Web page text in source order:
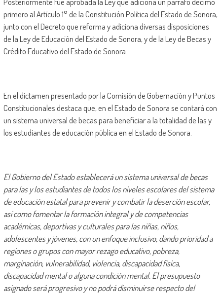
primero al Artículo 1° de la Constitución Política del Estado de Sonora,
junto con el Decreto que reforma y adiciona diversas disposiciones
de la Ley de Educación del Estado de Sonora, y de la Ley de Becas y
Crédito Educativo del Estado de Sonora.
En el dictamen presentado por la Comisión de Gobernación y Puntos
Constitucionales destaca que, en el Estado de Sonora se contará con
un sistema universal de becas para beneficiar a la totalidad de las y
los estudiantes de educación pública en el Estado de Sonora.
El Gobierno del Estado establecerá un sistema universal de becas
para las y los estudiantes de todos los niveles escolares del sistema
de educación estatal para prevenir y combatir la deserción escolar,
así como fomentar la formación integral y de competencias
académicas, deportivas y culturales para las niñas, niños,
adolescentes y jóvenes, con un enfoque inclusivo, dando prioridad a
regiones o grupos con mayor rezago educativo, pobreza,
marginación, vulnerabilidad, violencia, discapacidad física,
discapacidad mental o alguna condición mental. El presupuesto
asignado será progresivo y no podrá disminuirse respecto del